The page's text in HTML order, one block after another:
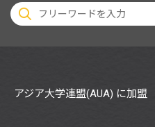
アジア大学連盟(AUA) に加盟